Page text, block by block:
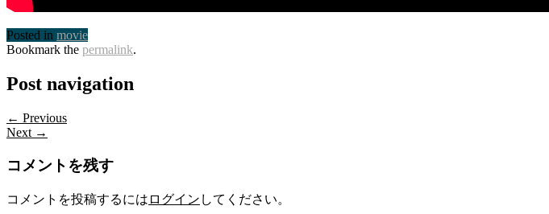
Posted in movie
Bookmark the permalink.
Post navigation
← Previous
Next →
コメントを残す
コメントを投稿するには ログイン してください。